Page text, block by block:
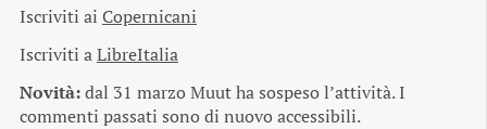
Iscriviti ai Copernicani
Iscriviti aLibreItalia
Novità:dal 31 marzo Muut ha sospeso l’attività. I
commenti passati sono di nuovo accessibili.